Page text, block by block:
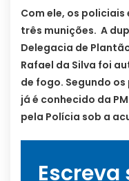
Com ele, os
três munições. A
Delegacia de
Rafael da Silva foi
de fogo. Segundo os
já é conhecido da
pela Polícia sob a